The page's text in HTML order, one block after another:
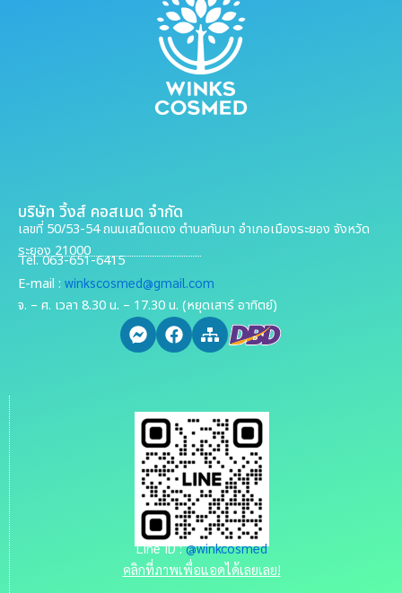
บริษัท วิ้งส์ คอสเมด จำกัด
เลขที่ 50/53-54 ถนนเสม็ดแดง ตำบลทับมา อำเภอเมืองระยอง จังหวัด
ระยอง 21000
Tel. 063-651-6415
E-mail : winkscosmed@gmail.com
จ. – ศ. เวลา 8.30 น. – 17.30 น. (หยุดเสาร์ อาทิตย์)
Line ID :@winkcosmed
คลิกที่ภาพเพื่อแอดได้เลยเลย!